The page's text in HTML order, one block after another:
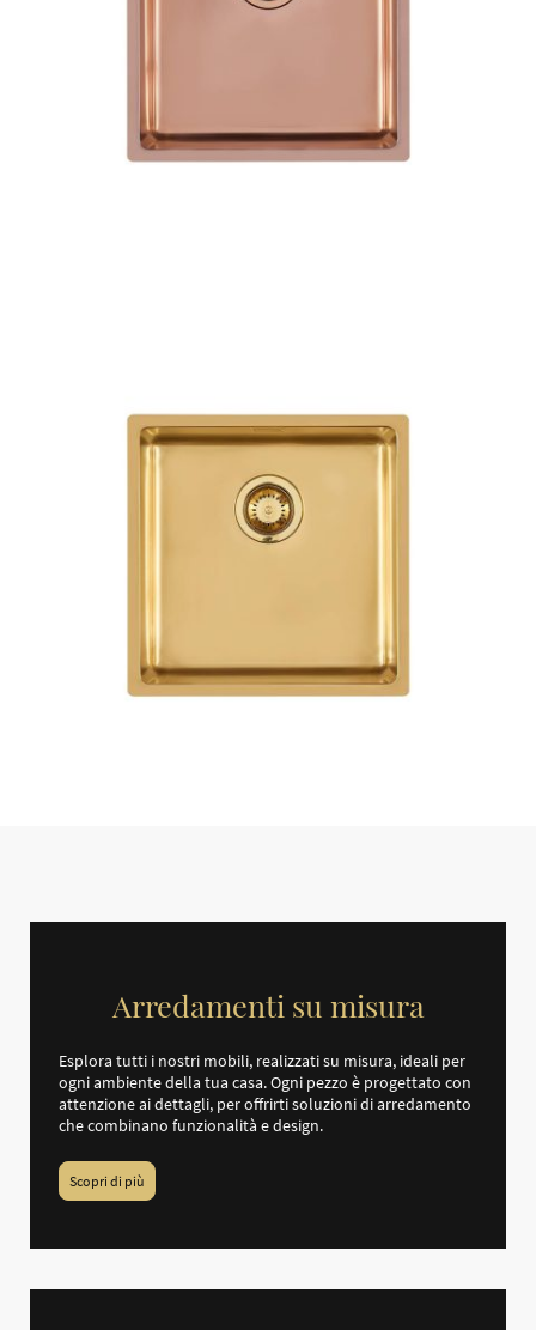
Arredamenti su misura
Esplora tutti i nostri mobili, realizzati su misura, ideali per
ogni ambiente della tua casa. Ogni pezzo è progettato con
attenzione ai dettagli, per offrirti soluzioni di arredamento
che combinano funzionalità e design.
Scopri di più